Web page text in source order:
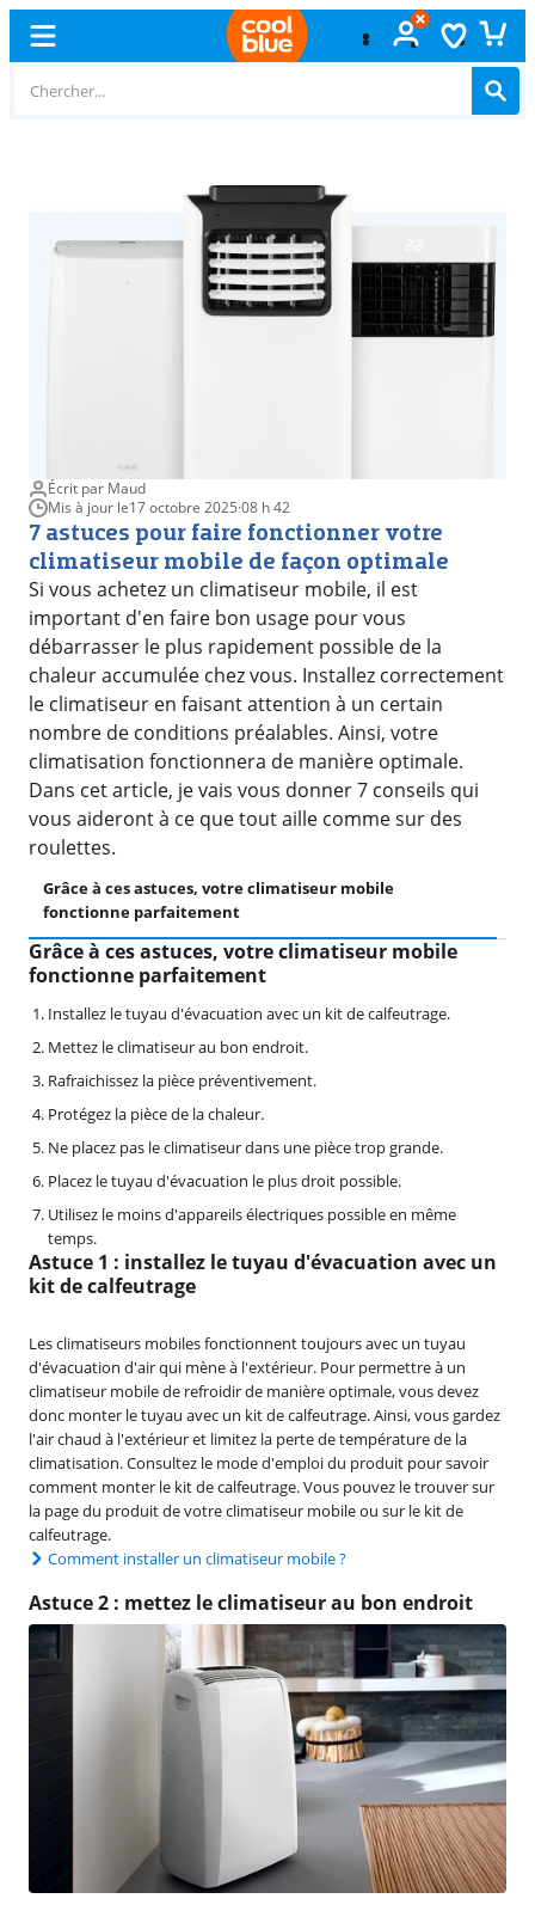
Écrit par Maud
Mis à jour le17 octobre 2025·08 h 42
7 astuces pour faire fonctionner votre
climatiseur mobile de façon optimale
Si vous achetez un climatiseur mobile, il est
important d'en faire bon usage pour vous
débarrasser le plus rapidement possible de la
chaleur accumulée chez vous. Installez correctement
le climatiseur en faisant attention à un certain
nombre de conditions préalables. Ainsi, votre
climatisation fonctionnera de manière optimale.
Dans cet article, je vais vous donner 7 conseils qui
vous aideront à ce que tout aille comme sur des
roulettes.
Grâce à ces astuces, votre climatiseur mobile
fonctionne parfaitement
Grâce à ces astuces, votre climatiseur mobile
fonctionne parfaitement
Installez le tuyau d'évacuation avec un kit de calfeutrage.
Mettez le climatiseur au bon endroit.
Rafraichissez la pièce préventivement.
Protégez la pièce de la chaleur.
Ne placez pas le climatiseur dans une pièce trop grande.
Placez le tuyau d'évacuation le plus droit possible.
Utilisez le moins d'appareils électriques possible en même
temps.
Astuce 1 : installez le tuyau d'évacuation avec un
kit de calfeutrage
Les climatiseurs mobiles fonctionnent toujours avec un tuyau
d'évacuation d'air qui mène à l'extérieur. Pour permettre à un
climatiseur mobile de refroidir de manière optimale, vous devez
donc monter le tuyau avec un kit de calfeutrage. Ainsi, vous gardez
l'air chaud à l'extérieur et limitez la perte de température de la
climatisation. Consultez le mode d'emploi du produit pour savoir
comment monter le kit de calfeutrage. Vous pouvez le trouver sur
la page du produit de votre climatiseur mobile ou sur le kit de
calfeutrage.
Comment installer un climatiseur mobile ?
Astuce 2 : mettez le climatiseur au bon endroit